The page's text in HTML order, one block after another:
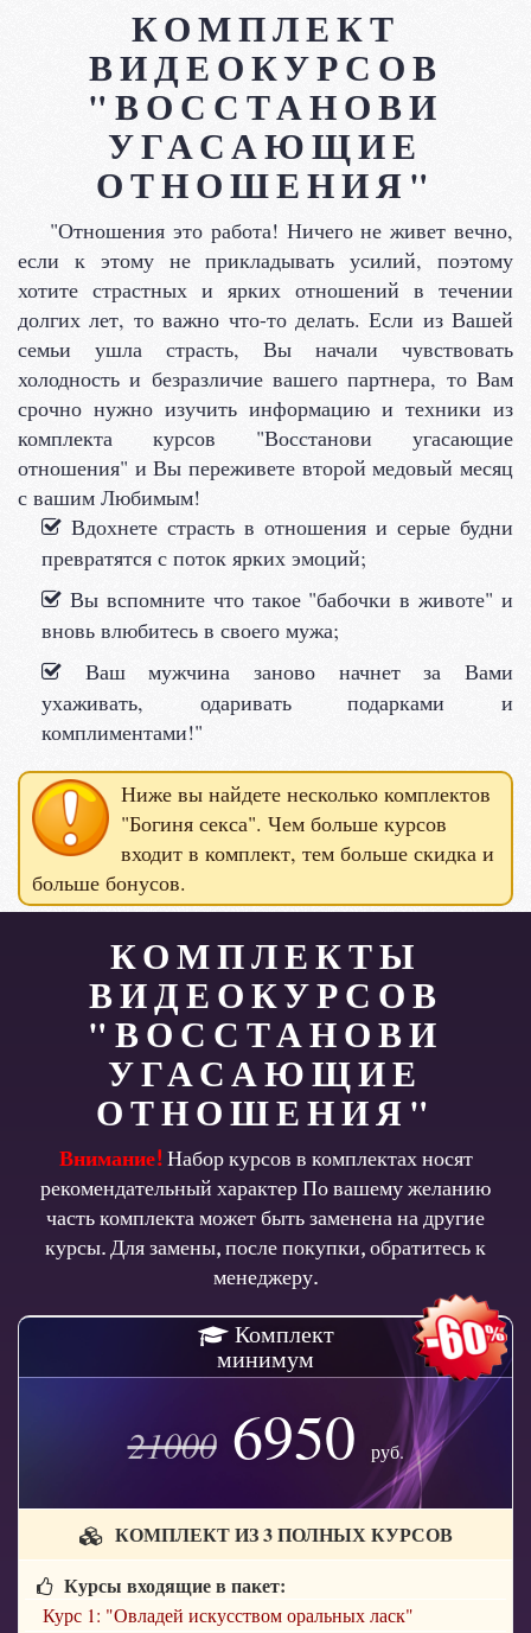
КОМПЛЕКТ
ВИДЕОКУРСОВ
"ВОССТАНОВИ
УГАСАЮЩИЕ
ОТНОШЕНИЯ"
"Отношения это работа! Ничего не живет вечно,
если к этому не прикладывать усилий, поэтому
хотите страстных и ярких отношений в течении
долгих лет, то важно что-то делать. Если из Вашей
семьи ушла страсть, Вы начали чувствовать
холодность и безразличие вашего партнера, то Вам
срочно нужно изучить информацию и техники из
комплекта курсов "Восстанови угасающие
отношения" и Вы переживете второй медовый месяц
с вашим Любимым!
Вдохнете страсть в отношения и серые будни
превратятся с поток ярких эмоций;
Вы вспомните что такое "бабочки в животе" и
вновь влюбитесь в своего мужа;
Ваш мужчина заново начнет за Вами
ухаживать, одаривать подарками и
комплиментами!"
Ниже вы найдете несколько комплектов
"Богиня секса". Чем больше курсов
входит в комплект, тем больше скидка и
больше бонусов.
КОМПЛЕКТЫ
ВИДЕОКУРСОВ
"ВОССТАНОВИ
УГАСАЮЩИЕ
ОТНОШЕНИЯ"
Внимание!Набор курсов в комплектах носят
рекомендательный характер По вашему желанию
часть комплекта может быть заменена на другие
курсы. Для замены, после покупки, обратитесь к
менеджеру.
Комплект
минимум
210006950 руб.
КОМПЛЕКТ ИЗ 3 ПОЛНЫХ КУРСОВ
Курсы входящие в пакет:
Курс 1: "Овладей искусством оральных ласк"